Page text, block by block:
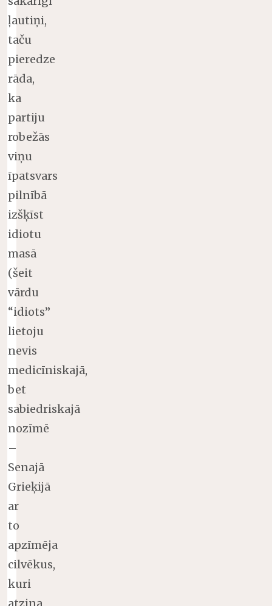
ļautiņi,
taču
pieredze
rāda,
ka
partiju
robežās
viņu
īpatsvars
pilnībā
izšķīst
idiotu
masā
(šeit
vārdu
“idiots”
lietoju
nevis
medicīniskajā,
bet
sabiedriskajā
nozīmē
–
Senajā
Grieķijā
ar
to
apzīmēja
cilvēkus,
kuri